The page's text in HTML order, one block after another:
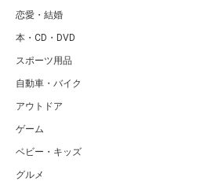
恋愛・結婚
本・CD・DVD
スポーツ用品
自動車・バイク
アウトドア
ゲーム
ベビー・キッズ
グルメ